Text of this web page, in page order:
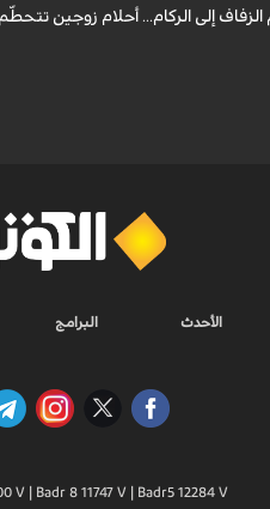
إلى الركام... أحلام زوجين
الأحدث البرامج
V | Badr 8 11747 V | Badr5 12284 V